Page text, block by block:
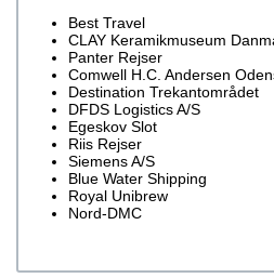
Best Travel
CLAY Keramikmuseum
Panter Rejser
Comwell H.C. Andersen
Destination Trekantområdet
DFDS Logistics A/S
Egeskov Slot
Riis Rejser
Siemens A/S
Blue Water Shipping
Royal Unibrew
Nord-DMC